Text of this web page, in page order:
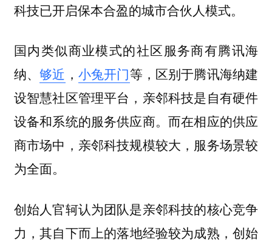
科技已开启保本合盈的城市合伙人模式。
国内类似商业模式的社区服务商有腾讯海
纳、够近 ， 小兔开门等，区别于腾讯海纳建
设智慧社区管理平台，亲邻科技是自有硬件
设备和系统的服务供应商。而在相应的供应
商市场中，亲邻科技规模较大，服务场景较
为全面。
创始人官轲认为团队是亲邻科技的核心竞争
力 ，其自下而上的落地经验较为成熟，创始